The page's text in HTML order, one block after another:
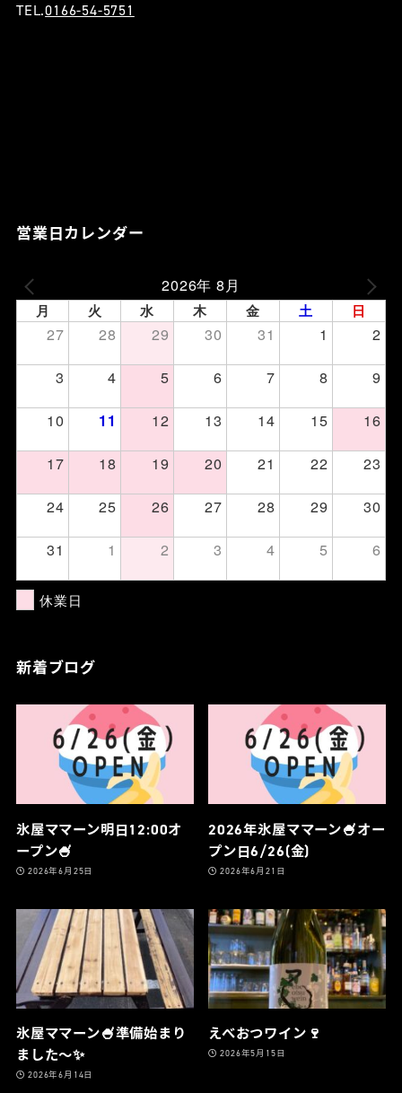
TEL.0166-54-5751
営業日カレンダー
2026年 8月
月 火 水 木 金 土 日
27 28 29 30 31 1
2
3
4 5 6 7 8
9
10
11 12 13 14 15
16
17
18 19 20 21 22
23
24
25 26 27 28 29
30
31
1 2 3 4 5 6
休業日
新着ブログ
氷屋ママーン明日12:00オ
ープン🍧
2026年6月25日
2026年氷屋ママーン🍧オー
プン日6/26(金)
2026年6月21日
氷屋ママーン🍧準備始まり
ました〜✨
2026年6月14日
えべおつワイン🍷
2026年5月15日